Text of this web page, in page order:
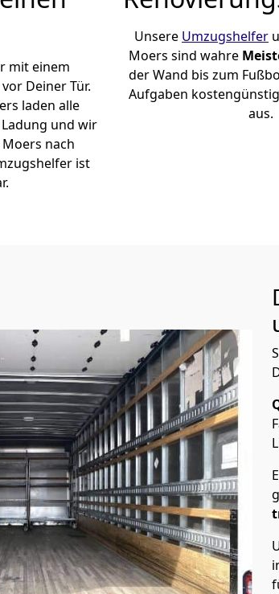
mit einem
Deiner Tür.
laden alle
und wir
nach
ist
Unsere Umzugshelfer
Moers sind wahre
der Wand bis zum
Aufgaben
aus.